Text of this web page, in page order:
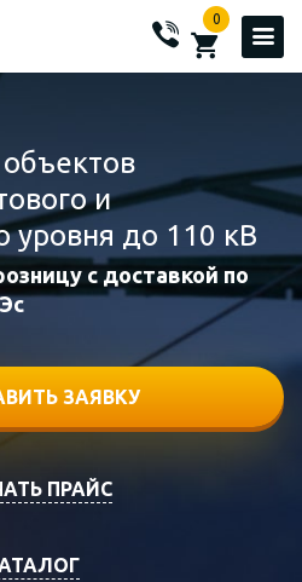
0
объектов
и
до 110 кВ
с доставкой по
ЗАЯВКУ
ПРАЙС